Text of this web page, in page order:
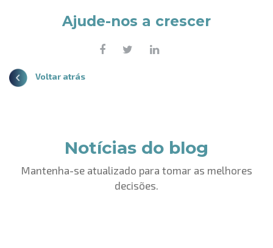
Ajude-nos a crescer
Voltar atrás
Notícias do blog
Mantenha-se atualizado para tomar as melhores
decisões.